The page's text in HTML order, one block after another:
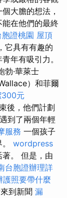
大膽的想法，
在他們的最終
胞證桃園 屋頂
它具有有趣的
年有吸引力。
勃·華萊士
）和菲爾
300元
後，他們計劃
到了兩個年輕
服務 一個孩子
wordpress
。 但是，由
台胞證辦理詳
護照要帶什麼
到新聞 漏